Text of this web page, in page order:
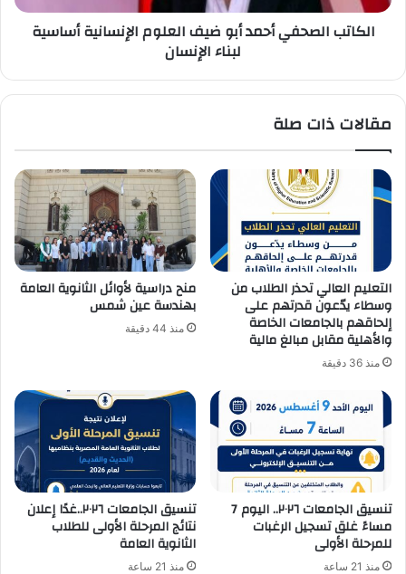
لبناء
الإنسان
الكاتب الصحفي أحمد أبو ضيف العلوم الإنسانية أساسية
لبناء الإنسان
مقالات ذات صلة
التعليم العالي تحذر الطلاب من
وسطاء يدّعون قدرتهم على
إلحاقهم بالجامعات الخاصة
والأهلية مقابل مبالغ مالية
منذ 36 دقيقة
منح دراسية لأوائل الثانوية العامة
بهندسة عين شمس
منذ 44 دقيقة
تنسيق الجامعات ٢٠٢٦.. اليوم 7
مساءً غلق تسجيل الرغبات
للمرحلة الأولى
منذ 21 ساعة
تنسيق الجامعات ٢٠٢٦..غدًا إعلان
نتائج المرحلة الأولى للطلاب
الثانوية العامة
منذ 21 ساعة